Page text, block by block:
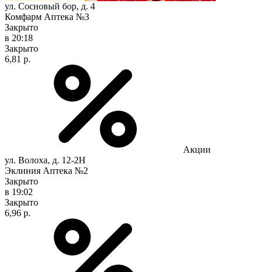
ул. Сосновый бор, д. 4
Комфарм Аптека №3
Закрыто
в 20:18
Закрыто
6,81 р.
Акции
ул. Волоха, д. 12-2Н
Эклиния Аптека №2
Закрыто
в 19:02
Закрыто
6,96 р.